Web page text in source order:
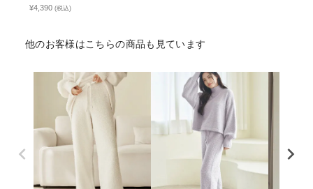
¥4,390 (税込)
他のお客様はこちらの商品も見ています